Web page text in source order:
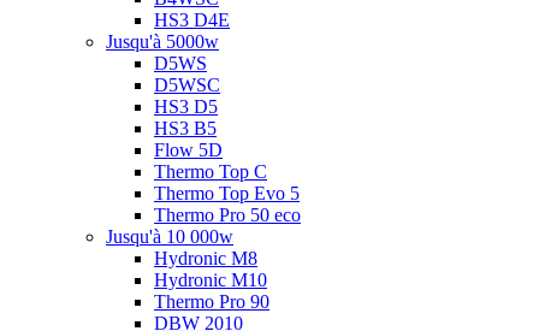
HS3 D4E
Jusqu'à 5000w
D5WS
D5WSC
HS3 D5
HS3 B5
Flow 5D
Thermo Top C
Thermo Top Evo 5
Thermo Pro 50 eco
Jusqu'à 10 000w
Hydronic M8
Hydronic M10
Thermo Pro 90
DBW 2010